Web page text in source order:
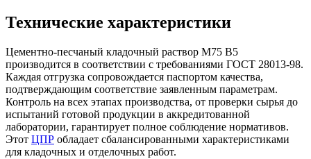
Технические характеристики
Цементно-песчаный кладочный раствор М75 B5
производится в соответствии с требованиями ГОСТ 28013-98.
Каждая отгрузка сопровождается паспортом качества,
подтверждающим соответствие заявленным параметрам.
Контроль на всех этапах производства, от проверки сырья до
испытаний готовой продукции в аккредитованной
лаборатории, гарантирует полное соблюдение нормативов.
Этот ЦПР обладает сбалансированными характеристиками
для кладочных и отделочных работ.